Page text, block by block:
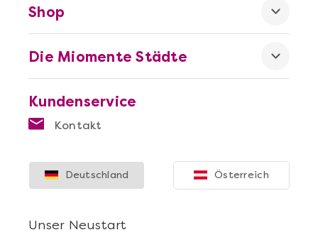
Die beste Pizza@Home
Kundenservice
Kontakt
Die Miomente Städte
Shop
Unser Neustart
Deutschland Österreich